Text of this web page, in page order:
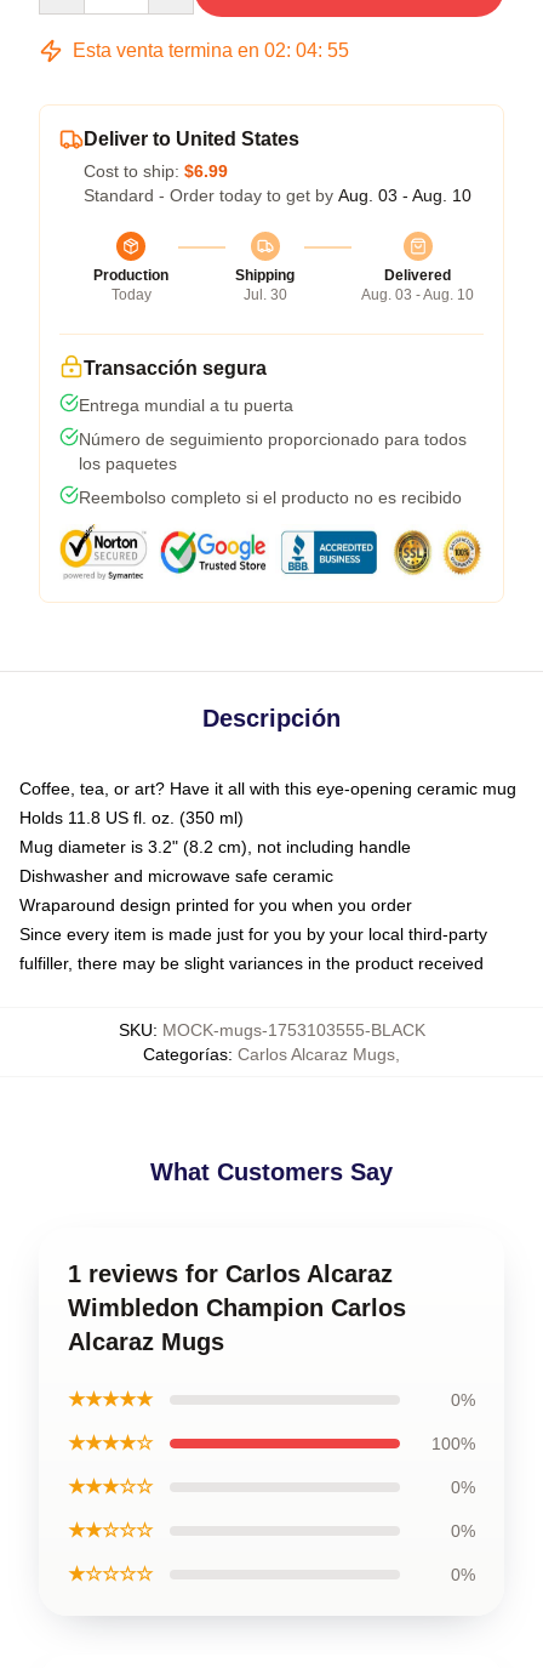
Esta venta termina en 02: 04: 54
Deliver to United States
Cost to ship: $6.99
Standard - Order today to get by Aug. 03 - Aug. 10
Production
Today
Shipping
Jul. 30
Delivered
Aug. 03 - Aug. 10
Transacción segura
Entrega mundial a tu puerta
Número de seguimiento proporcionado para todos
los paquetes
Reembolso completo si el producto no es recibido
Descripción
Coffee, tea, or art? Have it all with this eye-opening ceramic mug
Holds 11.8 US fl. oz. (350 ml)
Mug diameter is 3.2" (8.2 cm), not including handle
Dishwasher and microwave safe ceramic
Wraparound design printed for you when you order
Since every item is made just for you by your local third-party
fulfiller, there may be slight variances in the product received
SKU: MOCK-mugs-1753103555-BLACK
Categorías: Carlos Alcaraz Mugs
What Customers Say
1 reviews for Carlos Alcaraz
Wimbledon Champion Carlos
Alcaraz Mugs
★★★★★ 0%
★★★★☆ 100%
★★★☆☆ 0%
★★☆☆☆ 0%
★☆☆☆☆ 0%